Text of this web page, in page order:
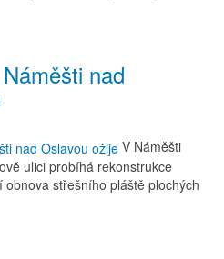
nad
V Náměšti
ulici probíhá rekonstrukce
obnova střešního pláště plochých